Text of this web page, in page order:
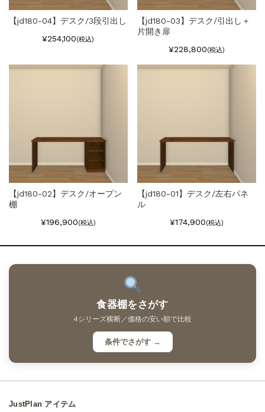
【jd180-04】デスク/3段引出し
¥254,100(税込)
【jd180-03】デスク/引出し＋
片開き扉
¥228,800(税込)
【jd180-02】デスク/オープン
棚
¥196,900(税込)
【jd180-01】デスク/左右パネ
ル
¥174,900(税込)
食器棚をさがす
4シリーズ横断／価格の安い順で比較
条件でさがす →
JustPlan アイテム